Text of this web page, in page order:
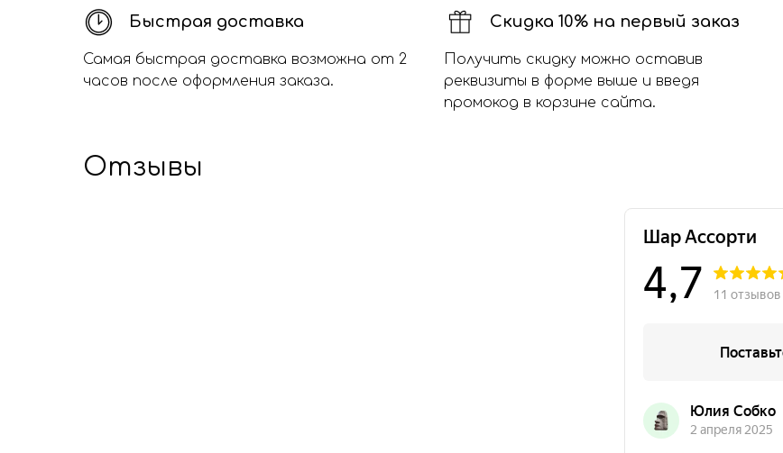
Быстрая доставка
Самая быстрая доставка возможна от 2
часов после оформления заказа.
Скидка 10% на первый заказ
Получить скидку можно оставив
реквизиты в форме выше и введя
промокод в корзине сайта.
Отзывы